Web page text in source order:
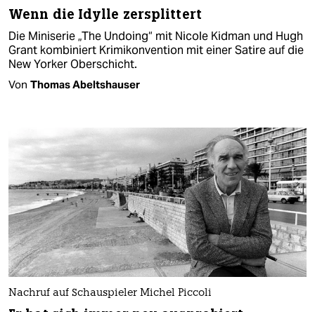
Wenn die Idylle zersplittert
Die Miniserie „The Undoing“ mit Nicole Kidman und Hugh
Grant kombiniert Krimikonvention mit einer Satire auf die
New Yorker Oberschicht.
Von Thomas Abeltshauser
Nachruf auf Schauspieler Michel Piccoli